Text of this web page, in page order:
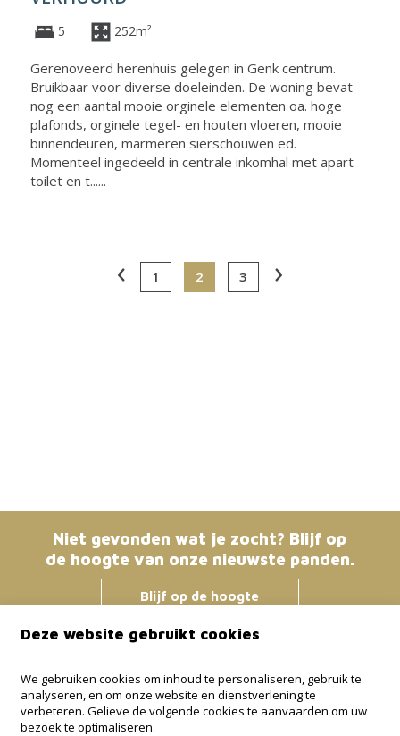
5 252m²
Gerenoveerd herenhuis gelegen in Genk centrum.
Bruikbaar voor diverse doeleinden. De woning bevat
nog een aantal mooie orginele elementen oa. hoge
plafonds, orginele tegel- en houten vloeren, mooie
binnendeuren, marmeren sierschouwen ed.
Momenteel ingedeeld in centrale inkomhal met apart
toilet en t......
1 2 3
Niet gevonden wat je zocht? Blijf op
de hoogte van onze nieuwste panden.
Blijf op de hoogte
Immo Bosmans
Klokstraat 25 / 21
3600 Genk
Deze website gebruikt cookies
We gebruiken cookies om inhoud te personaliseren, gebruik te
analyseren, en om onze website en dienstverlening te
verbeteren. Gelieve de volgende cookies te aanvaarden om uw
bezoek te optimaliseren.